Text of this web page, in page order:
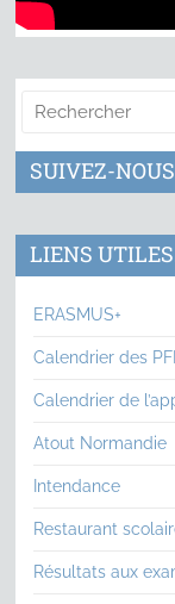
SUIVEZ-NOUS
LIENS
ERASMUS+
Calendrier des
Calendrier de
Atout Normandie
Intendance
Restaurant
Résultats aux